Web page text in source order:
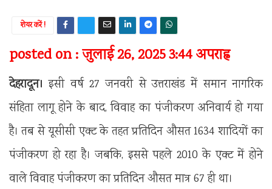
शेयर करें !
posted on : जुलाई 26, 2025 3:44 अपराह्न
देहरादून। इसी वर्ष 27 जनवरी से उत्तराखंड में समान नागरिक
संहिता लागू होने के बाद, विवाह का पंजीकरण अनिवार्य हो गया
है। तब से यूसीसी एक्ट के तहत प्रतिदिन औसत 1634 शादियों का
पंजीकरण हो रहा है। जबकि, इससे पहले 2010 के एक्ट में होने
वाले विवाह पंजीकरण का प्रतिदिन औसत मात्र 67 ही था।